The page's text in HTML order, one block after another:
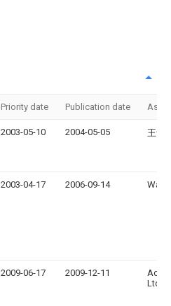
Priority date Publication date
2003-05-10 2004-05-05 王士
2003-04-17 2006-09-14 Wa
2009-06-17 2009-12-11
Aok
Ltd